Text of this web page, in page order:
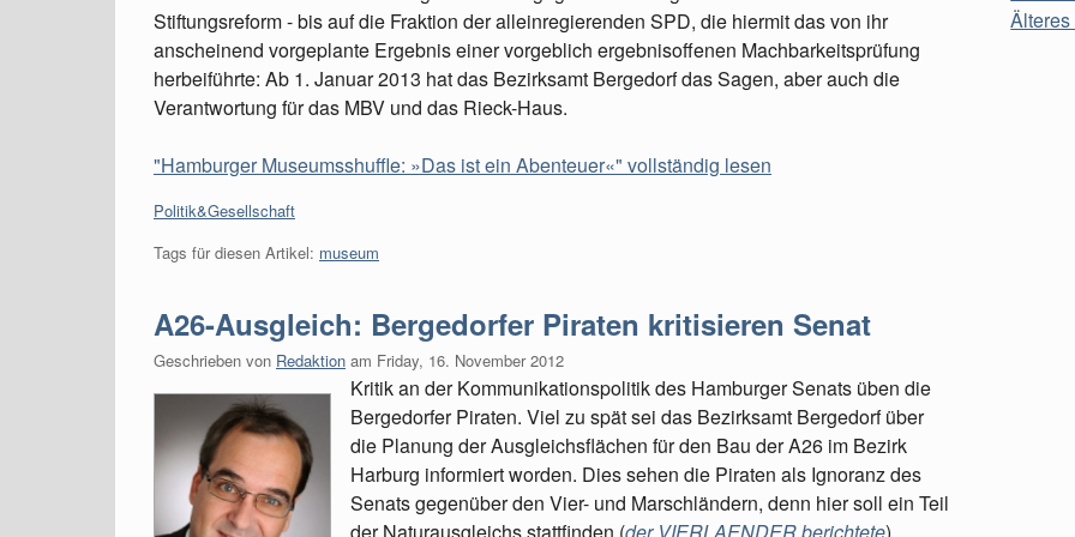
Stiftungsreform - bis auf die Fraktion der alleinregierenden SPD, die hiermit das von ihr
anscheinend vorgeplante Ergebnis einer vorgeblich ergebnisoffenen Machbarkeitsprüfung
herbeiführte: Ab 1. Januar 2013 hat das Bezirksamt Bergedorf das Sagen, aber auch die
Verantwortung für das MBV und das Rieck-Haus.
"Hamburger Museumsshuffle: »Das ist ein Abenteuer«" vollständig lesen
Kategorien:
Politik&Gesellschaft
Tags für diesen Artikel: museum
A26-Ausgleich: Bergedorfer Piraten kritisieren Senat
Geschrieben von Redaktion am Friday, 16. November 2012
Kritik an der Kommunikationspolitik des Hamburger Senats üben die
Bergedorfer Piraten. Viel zu spät sei das Bezirksamt Bergedorf über
die Planung der Ausgleichsflächen für den Bau der A26 im Bezirk
Harburg informiert worden. Dies sehen die Piraten als Ignoranz des
Senats gegenüber den Vier- und Marschländern, denn hier soll ein Teil
Älteres